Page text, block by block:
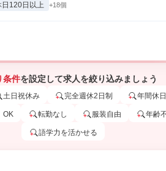
日120日以上 +18個
条件を設定して求人を絞り込みましょう
土日祝休み 完全週休2日制 年間休
OK 転勤なし 服装自由 年齢
語学力を活かせる